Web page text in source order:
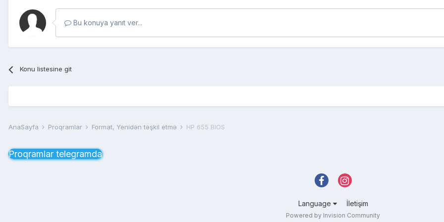
Bu konuya yanıt ver...
Konu listesine git
AnaSayfa Proqramlar Format, Yenidən təşkil etmə HP 655 BIOS
Proqramlar telegramda
Language İletişim
Powered by Invision Community